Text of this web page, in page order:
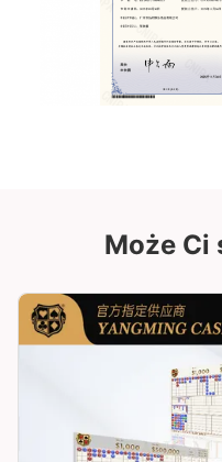
Może Ci